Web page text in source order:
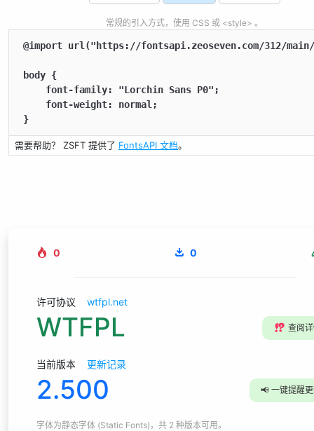
常规的引入方式，使用 CSS 或 <style> 。
@import url("https://fontsapi.zeoseven.com/312/
body {
    font-family: "Lorchin Sans P0";
    font-weight: normal;
}
需要帮助？ ZSFT 提供了 FontsAPI 文档。
0 0
许可协议 wtfpl.net
WTFPL ⁉️ 查阅
当前版本 更新记录
2.500 📢 一键提醒
字体为静态字体 (Static Fonts) ，共 2 种版本可用。